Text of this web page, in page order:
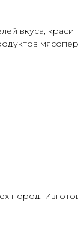
вкуса,
пород.